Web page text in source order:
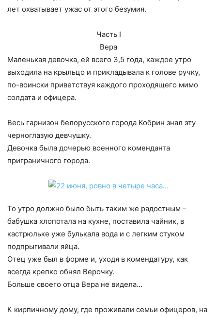
лет охватывает ужас от этого безумия.
Часть I
Вера
Маленькая девочка, ей всего 3,5 года, каждое утро
выходила на крыльцо и прикладывала к голове ручку,
по-воински приветствуя каждого проходящего мимо
солдата и офицера.
Весь гарнизон белорусского города Кобрин знал эту
черноглазую девчушку.
Девочка была дочерью военного коменданта
приграничного города.
То утро должно было быть таким же радостным –
бабушка хлопотала на кухне, поставила чайник, в
кастрюльке уже булькала вода и с легким стуком
подпрыгивали яйца.
Отец уже был в форме и, уходя в комендатуру, как
всегда крепко обнял Верочку.
Больше своего отца Вера не видела…
К кирпичному дому, где проживали семьи офицеров, на